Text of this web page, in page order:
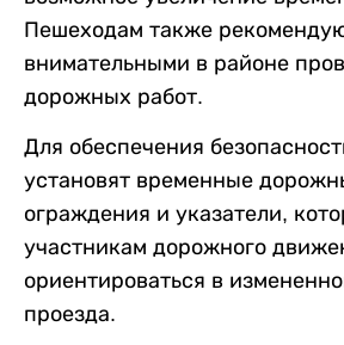
Пешеходам также
внимательными в районе
дорожных работ.
Для обеспечения
установят временные
ограждения и указатели,
участникам дорожного
ориентироваться в
проезда.